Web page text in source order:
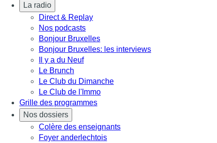
La radio
Direct & Replay
Nos podcasts
Bonjour Bruxelles
Bonjour Bruxelles: les interviews
Il y a du Neuf
Le Brunch
Le Club du Dimanche
Le Club de l'Immo
Grille des programmes
Nos dossiers
Colère des enseignants
Foyer anderlechtois